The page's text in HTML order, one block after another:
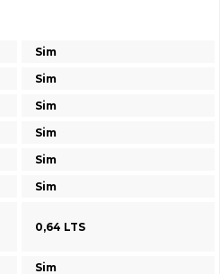
Sim
Sim
Sim
Sim
Sim
Sim
0,64 LTS
Sim